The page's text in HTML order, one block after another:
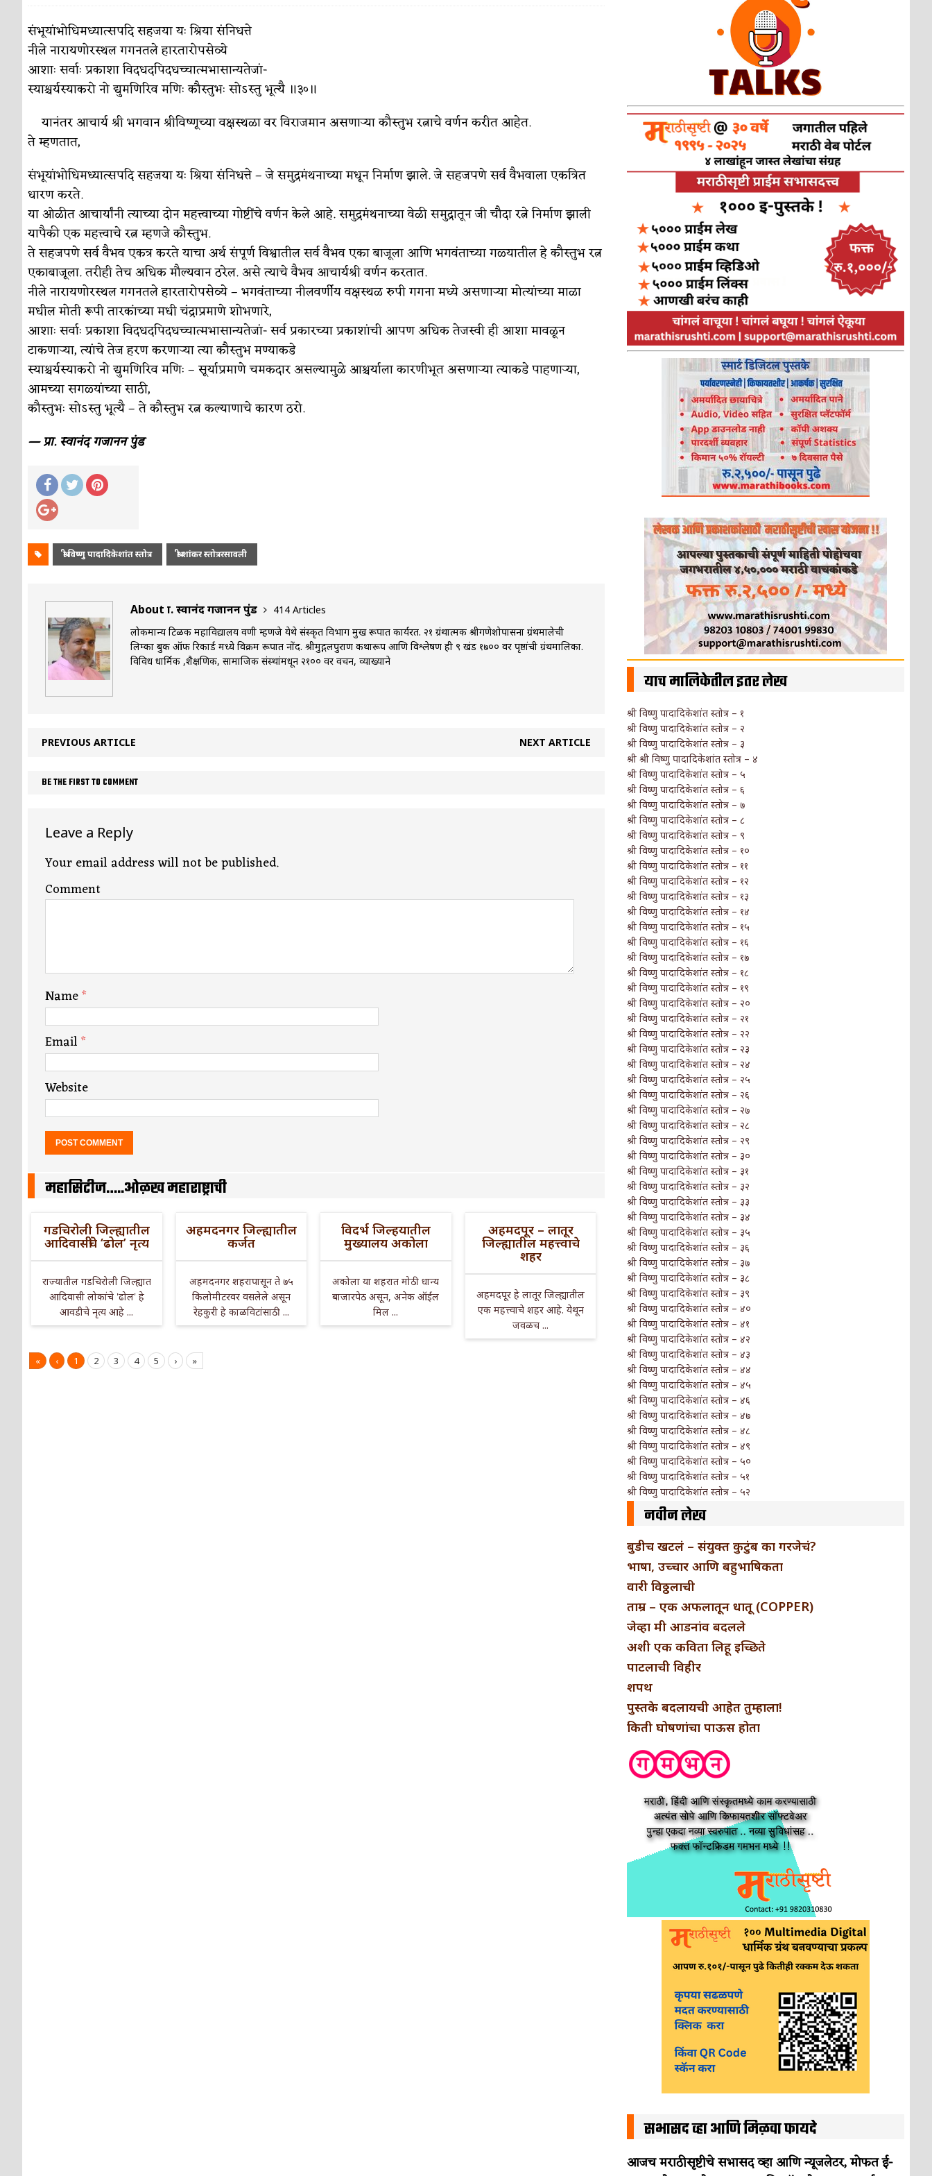
पाटलाची विहीर कविता-गझल-चारोळी-वात्रटिका
शपथ कविता-गझल-चारोळी-वात्रटिका
पुस्तके बदलायची आहेत तुम्हाला! कविता-गझल-चारोळी-वात्रटिका
काळजाचे प्रेत कविता-गझल-चारोळी-वात्रटिका
आदिवासींचा डॉक्टर, समाजसेवेचा ध्यास : डॉ. राहुल जोशी
डेंग्यू: ताप उतरला म्हणजे धोका टळला असे नाही! आरोग्य
४ जुलै – इतिहासात घडलेल्या महत्त्वाच्या घटना दिनविशेष
सुवर्ण – झळाळी अर्थ-वाणिज्य
‘अर्थ’पूर्ण हास्य
अष्टपैलू : खंडू रांगणेकर क्रिकेट
अपूर्ण कथा
संभूयांभोधिमध्यात्सपदि सहजया यः श्रिया संनिधत्ते
नीले नारायणोरस्थल गगनतले हारतारोपसेव्ये
आशाः सर्वाः प्रकाशा विदधदपिदधच्चात्मभासान्यतेजां-
स्याश्चर्यस्याकरो नो द्युमणिरिव मणिः कौस्तुभः सोऽस्तु भूत्यै ॥३०॥
यानंतर आचार्य श्री भगवान श्रीविष्णूच्या वक्षस्थळा वर विराजमान असणाऱ्या कौस्तुभ रत्नाचे वर्णन करीत आहेत.
ते म्हणतात,
संभूयांभोधिमध्यात्सपदि सहजया यः श्रिया संनिधत्ते – जे समुद्रमंथनाच्या मधून निर्माण झाले. जे सहजपणे सर्व वैभवाला एकत्रित
धारण करते.
या ओळीत आचार्यांनी त्याच्या दोन महत्त्वाच्या गोष्टींचे वर्णन केले आहे. समुद्रमंथनाच्या वेळी समुद्रातून जी चौदा रत्ने निर्माण झाली
यापैकी एक महत्त्वाचे रत्न म्हणजे कौस्तुभ.
ते सहजपणे सर्व वैभव एकत्र करते याचा अर्थ संपूर्ण विश्वातील सर्व वैभव एका बाजूला आणि भगवंताच्या गळ्यातील हे कौस्तुभ रत्न
एकाबाजूला. तरीही तेच अधिक मौल्यवान ठरेल. असे त्याचे वैभव आचार्यश्री वर्णन करतात.
नीले नारायणोरस्थल गगनतले हारतारोपसेव्ये – भगवंताच्या नीलवर्णीय वक्षस्थळ रुपी गगना मध्ये असणाऱ्या मोत्यांच्या माळा
मधील मोती रूपी तारकांच्या मधी चंद्राप्रमाणे शोभणारे,
आशाः सर्वाः प्रकाशा विदधदपिदधच्चात्मभासान्यतेजां- सर्व प्रकारच्या प्रकाशांची आपण अधिक तेजस्वी ही आशा मावळून
टाकणाऱ्या, त्यांचे तेज हरण करणाऱ्या त्या कौस्तुभ मण्याकडे
स्याश्चर्यस्याकरो नो द्युमणिरिव मणिः – सूर्याप्रमाणे चमकदार असल्यामुळे आश्चर्याला कारणीभूत असणाऱ्या त्याकडे पाहणाऱ्या,
आमच्या सगळ्यांच्या साठी,
कौस्तुभः सोऽस्तु भूत्यै – ते कौस्तुभ रत्न कल्याणाचे कारण ठरो.
— प्रा. स्वानंद गजानन पुंड
श्री विष्णु पादादिकेशांत स्तोत्र श्री शांकर स्तोत्ररसावली
About प्रा. स्वानंद गजानन पुंड
414 Articles
लोकमान्य टिळक महाविद्यालय वणी म्हणजे येथे संस्कृत विभाग प्रमुख रूपात कार्यरत. २१ ग्रंथात्मक श्रीगणेशोपासना ग्रंथमालेची
लिम्का बुक ऑफ रिकार्ड मध्ये विक्रम रूपात नोंद. श्रीमुद्गलपुराण कथारूप आणि विश्लेषण ही ९ खंड १७०० वर पृष्ठांची ग्रंथमालिका.
विविध धार्मिक ,शैक्षणिक, सामाजिक संस्थांमधून २१०० वर प्रवचन, व्याख्याने
PREVIOUS ARTICLE NEXT ARTICLE
BE THE FIRST TO COMMENT
Leave a Reply
Your email address will not be published.
Comment
Name*
Email*
Website
महासिटीज…..ओळख महाराष्ट्राची
गडचिरोली जिल्ह्यातील
आदिवासींचे ‘ढोल’ नृत्य
राज्यातील गडचिरोली जिल्ह्यात
आदिवासी लोकांचे 'ढोल' हे
आवडीचे नृत्य आहे ...
अहमदनगर जिल्ह्यातील
कर्जत
अहमदनगर शहरापासून ते ७५
किलोमीटरवर वसलेले असून
रेहकुरी हे काळविटांसाठी ...
विदर्भ जिल्हयातील
मुख्यालय अकोला
अकोला या शहरात मोठी धान्य
बाजारपेठ असून, अनेक ऑईल
मिल ...
अहमदपूर – लातूर
जिल्ह्यातील महत्त्वाचे
शहर
अहमदपूर हे लातूर जिल्ह्यातील
एक महत्त्वाचे शहर आहे. येथून
जवळच ...
« ‹ 1 2 3 4 5 › »
याच मालिकेतील इतर लेख
श्री विष्णु पादादिकेशांत स्तोत्र – १
श्री विष्णु पादादिकेशांत स्तोत्र – २
श्री विष्णु पादादिकेशांत स्तोत्र – ३
श्री श्री विष्णु पादादिकेशांत स्तोत्र – ४
श्री विष्णु पादादिकेशांत स्तोत्र – ५
श्री विष्णु पादादिकेशांत स्तोत्र – ६
श्री विष्णु पादादिकेशांत स्तोत्र – ७
श्री विष्णु पादादिकेशांत स्तोत्र – ८
श्री विष्णु पादादिकेशांत स्तोत्र – ९
श्री विष्णु पादादिकेशांत स्तोत्र – १०
श्री विष्णु पादादिकेशांत स्तोत्र – ११
श्री विष्णु पादादिकेशांत स्तोत्र – १२
श्री विष्णु पादादिकेशांत स्तोत्र – १३
श्री विष्णु पादादिकेशांत स्तोत्र – १४
श्री विष्णु पादादिकेशांत स्तोत्र – १५
श्री विष्णु पादादिकेशांत स्तोत्र – १६
श्री विष्णु पादादिकेशांत स्तोत्र – १७
श्री विष्णु पादादिकेशांत स्तोत्र – १८
श्री विष्णु पादादिकेशांत स्तोत्र – १९
श्री विष्णु पादादिकेशांत स्तोत्र – २०
श्री विष्णु पादादिकेशांत स्तोत्र – २१
श्री विष्णु पादादिकेशांत स्तोत्र – २२
श्री विष्णु पादादिकेशांत स्तोत्र – २३
श्री विष्णु पादादिकेशांत स्तोत्र – २४
श्री विष्णु पादादिकेशांत स्तोत्र – २५
श्री विष्णु पादादिकेशांत स्तोत्र – २६
श्री विष्णु पादादिकेशांत स्तोत्र – २७
श्री विष्णु पादादिकेशांत स्तोत्र – २८
श्री विष्णु पादादिकेशांत स्तोत्र – २९
श्री विष्णु पादादिकेशांत स्तोत्र – ३०
श्री विष्णु पादादिकेशांत स्तोत्र – ३१
श्री विष्णु पादादिकेशांत स्तोत्र – ३२
श्री विष्णु पादादिकेशांत स्तोत्र – ३३
श्री विष्णु पादादिकेशांत स्तोत्र – ३४
श्री विष्णु पादादिकेशांत स्तोत्र – ३५
श्री विष्णु पादादिकेशांत स्तोत्र – ३६
श्री विष्णु पादादिकेशांत स्तोत्र – ३७
श्री विष्णु पादादिकेशांत स्तोत्र – ३८
श्री विष्णु पादादिकेशांत स्तोत्र – ३९
श्री विष्णु पादादिकेशांत स्तोत्र – ४०
श्री विष्णु पादादिकेशांत स्तोत्र – ४१
श्री विष्णु पादादिकेशांत स्तोत्र – ४२
श्री विष्णु पादादिकेशांत स्तोत्र – ४३
श्री विष्णु पादादिकेशांत स्तोत्र – ४४
श्री विष्णु पादादिकेशांत स्तोत्र – ४५
श्री विष्णु पादादिकेशांत स्तोत्र – ४६
श्री विष्णु पादादिकेशांत स्तोत्र – ४७
श्री विष्णु पादादिकेशांत स्तोत्र – ४८
श्री विष्णु पादादिकेशांत स्तोत्र – ४९
श्री विष्णु पादादिकेशांत स्तोत्र – ५०
श्री विष्णु पादादिकेशांत स्तोत्र – ५१
श्री विष्णु पादादिकेशांत स्तोत्र – ५२
नवीन लेख
बुडीच खटलं – संयुक्त कुटुंब का गरजेचं?
भाषा, उच्चार आणि बहुभाषिकता
वारी विठ्ठलाची
ताम्र – एक अफलातून धातू (COPPER)
जेव्हा मी आडनांव बदलले
अशी एक कविता लिहू इच्छिते
पाटलाची विहीर
शपथ
पुस्तके बदलायची आहेत तुम्हाला!
किती घोषणांचा पाऊस होता
सभासद व्हा आणि मिळवा फायदे
आजच मराठीसृष्टीचे सभासद व्हा आणि न्यूजलेटर, मोफत ई-